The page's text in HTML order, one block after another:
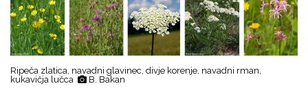
Ripeča zlatica, navadni glavinec, divje korenje, navadni rman,
kukavičja lučca
B. Bakan